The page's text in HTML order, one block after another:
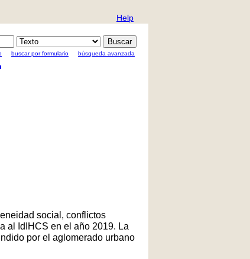
Help
buscar por formulario búsqueda avanzada
social, conflictos
al IdIHCS en el año 2019. La
por el aglomerado urbano